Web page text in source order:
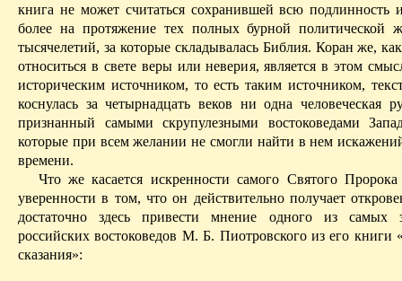
книга не может считаться сохранившей всю
более на протяжениетех полных бурной политической
тысячелетий, за которые складывалась Библия. Коран же,
относиться в свете веры или неверия, является в этом
историческим источником, то есть таким источником,
коснулась за четырнадцать веков ни одна человеческая
признанный самыми скрупулезными востоковедами
которые при всем желании не смогли найти в нем
времени.
Что же касается искренности самого Святого
уверенности в том, что он действительно получает
достаточно здесь привести мнение одного из самых
российских востоковедов М. Б. Пиотровского из его книги
сказания»: